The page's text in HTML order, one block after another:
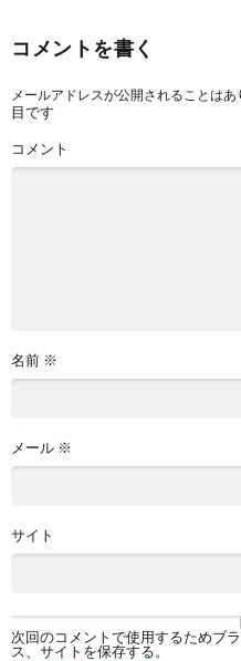
コメントを書く
メールアドレスが公開されることはあ
目です
コメント
名前 ※
メール ※
サイト
次回のコメントで使用するためブ
ス、サイトを保存する。